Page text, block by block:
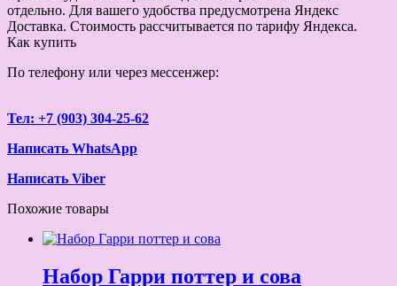
отдельно. Для вашего удобства предусмотрена Яндекс
Доставка. Стоимость рассчитывается по тарифу Яндекса.
Как купить
По телефону или через мессенжер:
Тел: +7 (903) 304-25-62
Написать WhatsApp
Написать Viber
Похожие товары
Набор Гарри поттер и сова